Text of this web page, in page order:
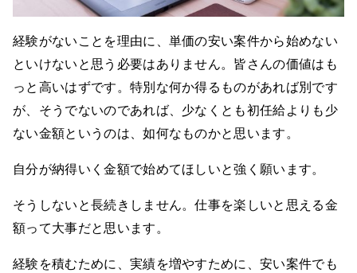
経験がないことを理由に、単価の安い案件から始めない
といけないと思う必要はありません。皆さんの価値はも
っと高いはずです。特別な何か得るものがあれば別です
が、そうでないのであれば、少なくとも初任給よりも少
ない金額というのは、如何なものかと思います。
自分が納得いく金額で始めてほしいと強く願います。
そうしないと長続きしません。仕事を楽しいと思える金
額って大事だと思います。
経験を積むために、実績を増やすために、安い案件でも